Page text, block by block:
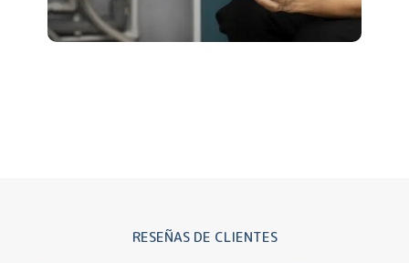
RESEÑAS DE CLIENTES